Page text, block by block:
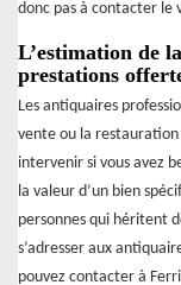
donc pas à contacter le
L’estimation de
prestations
Les antiquaires
vente ou la restauration
intervenir si vous avez
la valeur d’un bien
personnes qui héritent
s’adresser aux
pouvez contacter à